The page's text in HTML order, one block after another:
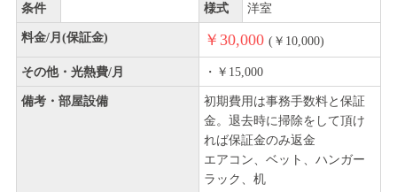
条件 様式 洋室
料金/月(保証金) ￥30,000 (￥10,000)
その他・光熱費/月 ・￥15,000
備考・部屋設備
初期費用は事務手数料と保証
金。退去時に掃除をして頂け
れば保証金のみ返金
エアコン、ベット、ハンガー
ラック、机